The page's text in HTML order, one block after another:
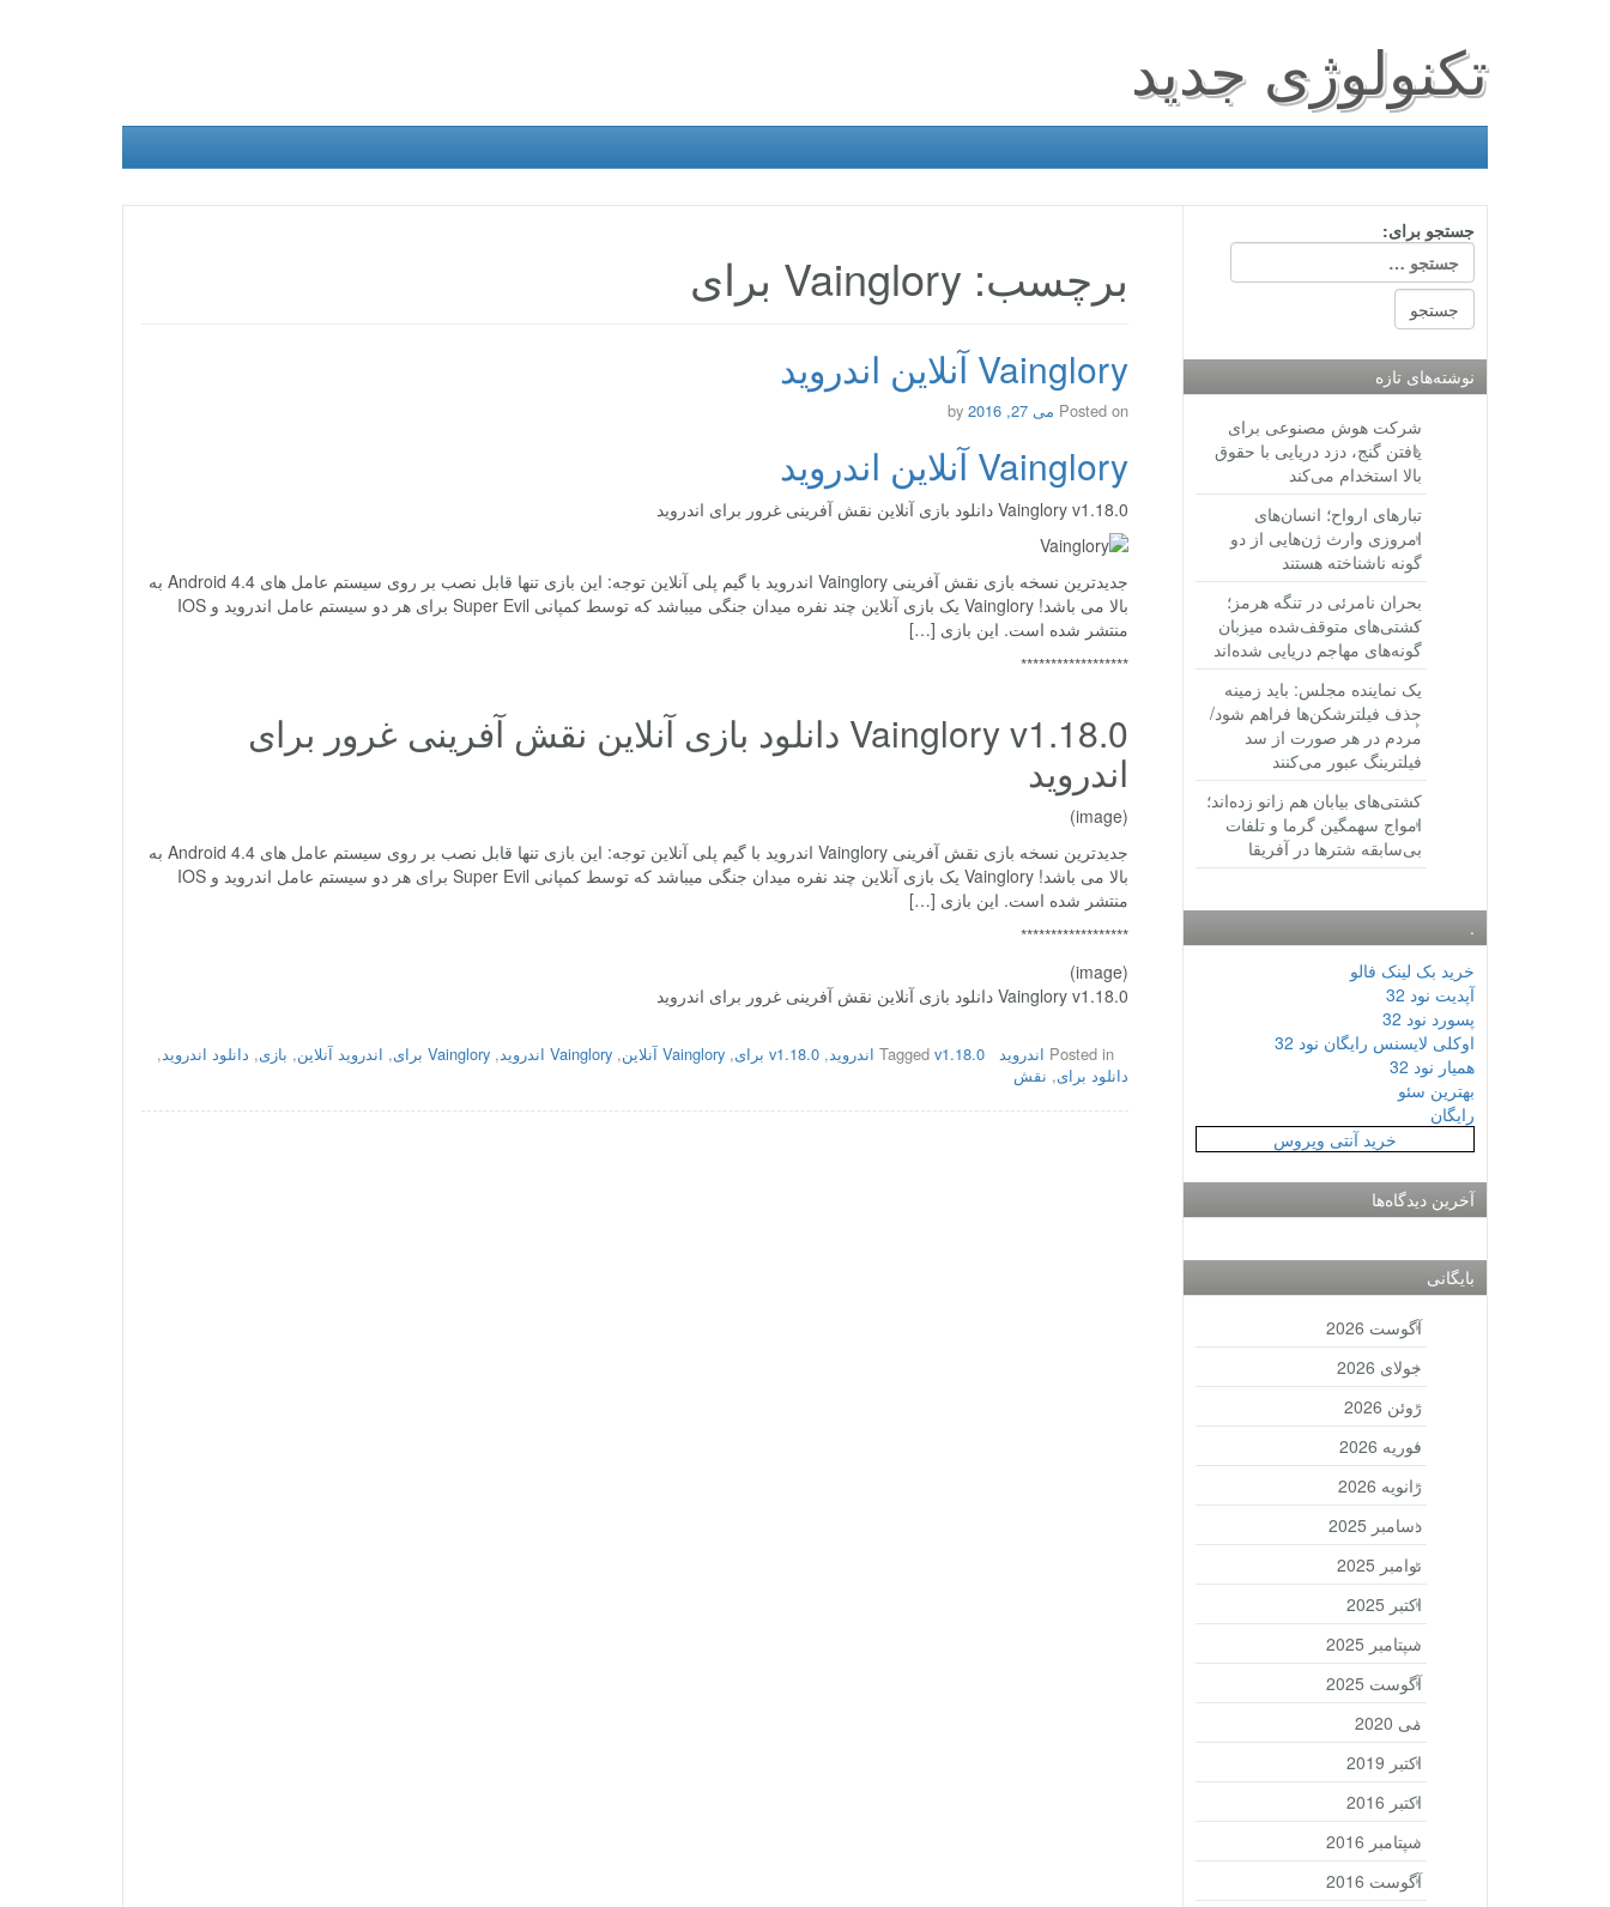
تکنولوژی جدید
برچسب: Vainglory برای
Vainglory آنلاین اندروید
Posted on می 27, 2016 by
Vainglory آنلاین اندروید
Vainglory v1.18.0 دانلود بازی آنلاین نقش آفرینی غرور برای اندروید
جدیدترین نسخه بازی نقش آفرینی Vainglory اندروید با گیم پلی آنلاین توجه: این بازی تنها قابل نصب بر روی سیستم عامل های Android 4.4 به
بالا می باشد! Vainglory یک بازی آنلاین چند نفره میدان جنگی میباشد که توسط کمپانی Super Evil برای هر دو سیستم عامل اندروید و IOS
منتشر شده است. این بازی […]
******************
Vainglory v1.18.0 دانلود بازی آنلاین نقش آفرینی غرور برای
اندروید
(image)
جدیدترین نسخه بازی نقش آفرینی Vainglory اندروید با گیم پلی آنلاین توجه: این بازی تنها قابل نصب بر روی سیستم عامل های Android 4.4 به
بالا می باشد! Vainglory یک بازی آنلاین چند نفره میدان جنگی میباشد که توسط کمپانی Super Evil برای هر دو سیستم عامل اندروید و IOS
منتشر شده است. این بازی […]
******************
(image)
Vainglory v1.18.0 دانلود بازی آنلاین نقش آفرینی غرور برای اندروید
Posted in اندروید Tagged v1.18.0 اندروید ,v1.18.0 برای ,Vainglory آنلاین ,Vainglory اندروید ,Vainglory برای , اندروید آنلاین, بازی, دانلود اندروید,
دانلود برای, نقش
جستجو برای:
نوشته‌های تازه
شرکت هوش مصنوعی برای
یافتن گنج، دزد دریایی با حقوق
بالا استخدام می‌کند
تبارهای ارواح؛ انسان‌های
امروزی وارث ژن‌هایی از دو
گونه ناشناخته هستند
بحران نامرئی در تنگه هرمز؛
کشتی‌های متوقف‌شده میزبان
گونه‌های مهاجم دریایی شده‌اند
یک نماینده مجلس: باید زمینه
حذف فیلترشکن‌ها فراهم شود/
مردم در هر صورت از سد
فیلترینگ عبور می‌کنند
کشتی‌های بیابان هم زانو زده‌اند؛
امواج سهمگین گرما و تلفات
بی‌سابقه شترها در آفریقا
.
خرید بک لینک فالو
آپدیت نود 32
پسورد نود 32
اوکلی لایسنس رایگان نود 32
همیار نود 32
بهترین سئو
رایگان
خرید آنتی ویروس
آخرین دیدگاه‌ها
بایگانی
آگوست 2026
جولای 2026
ژوئن 2026
فوریه 2026
ژانویه 2026
دسامبر 2025
نوامبر 2025
اکتبر 2025
سپتامبر 2025
آگوست 2025
می 2020
اکتبر 2019
اکتبر 2016
سپتامبر 2016
آگوست 2016